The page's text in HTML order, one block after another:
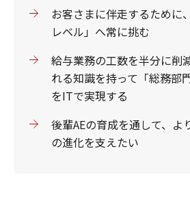
お客さまに伴走するために
レベル」へ常に挑む
給与業務の工数を半分に削
れる知識を持って「総務部
をITで実現する
後輩AEの育成を通して、よ
の進化を支えたい